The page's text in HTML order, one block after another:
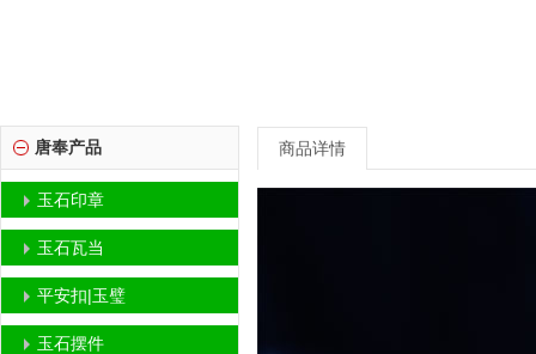
唐奉产品
玉石印章
玉石瓦当
平安扣|玉璧
玉石摆件
商品详情